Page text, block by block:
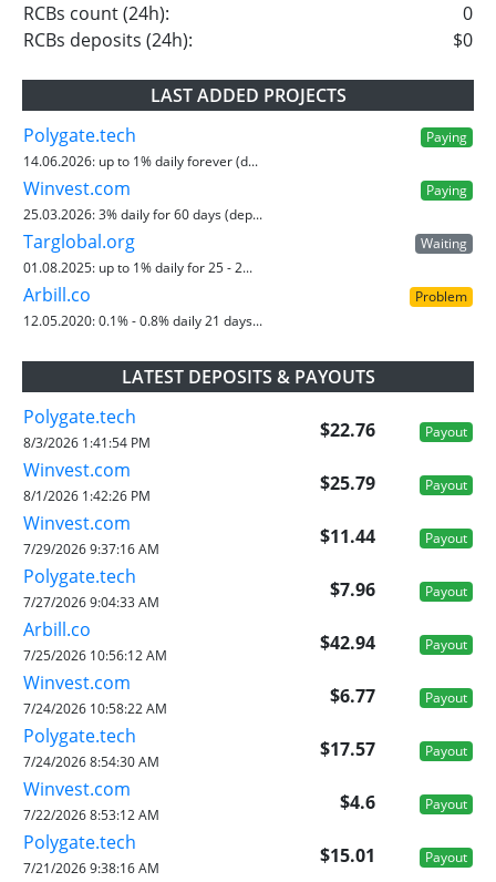
RCBs count (24h):
0
RCBs deposits (24h):
$0
LAST ADDED PROJECTS
Polygate.tech
Paying
14.06.2026: up to 1% daily forever (d...
Winvest.com
Paying
25.03.2026:3% daily for 60 days (dep...
Targlobal.org
Waiting
01.08.2025: up to 1% daily for 25 - 2...
Arbill.co
Problem
12.05.2020:0.1% - 0.8% daily 21 days...
LATEST DEPOSITS & PAYOUTS
Polygate.tech
$22.76 Payout
8/3/2026 1:41:54 PM
Winvest.com
$25.79 Payout
8/1/2026 1:42:26 PM
Winvest.com
$11.44 Payout
7/29/2026 9:37:16 AM
Polygate.tech
$7.96 Payout
7/27/2026 9:04:33 AM
Arbill.co
$42.94 Payout
7/25/2026 10:56:12 AM
Winvest.com
$6.77 Payout
7/24/2026 10:58:22 AM
Polygate.tech
$17.57 Payout
7/24/2026 8:54:30 AM
Winvest.com
$4.6 Payout
7/22/2026 8:53:12 AM
Polygate.tech
$15.01 Payout
7/21/2026 9:38:16 AM